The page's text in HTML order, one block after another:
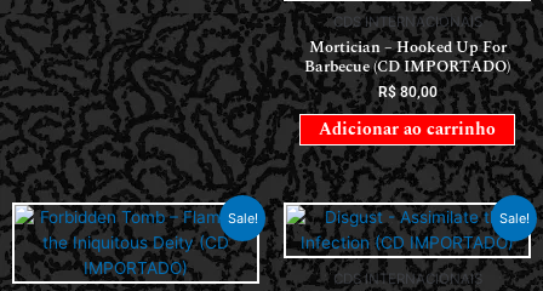
CDS INTERNACIONAIS
Mortician – Hooked Up For
Barbecue (CD IMPORTADO)
R$80,00
Adicionar ao carrinho
Sale! Sale!
CDS INTERNACIONAIS